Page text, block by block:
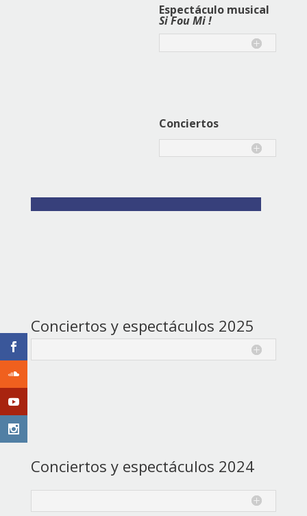
Espectáculo musical
Si Fou Mi !
Conciertos
Conciertos y espectáculos 2025
Conciertos y espectáculos 2024